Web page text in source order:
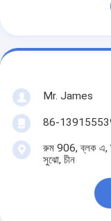
Mr. James
86-
রুম 906, ব্লক এ,
সুঝো, চীন